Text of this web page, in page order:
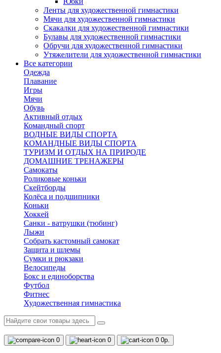
Ленты для художественной гимнастики
Мячи для художественной гимнастики
Скакалки для художественной гимнастики
Булавы для художественной гимнастики
Обручи для художественной гимнастики
Утяжелители для художественной гимнастики
Все категории
Одежда
Плавание
Игры
Мячи
Обувь
Активный отдых
Командный спорт
ВОДНЫЕ ВИДЫ СПОРТА
КОМАНДНЫЕ ВИДЫ СПОРТА
ТУРИЗМ И ОТДЫХ НА ПРИРОДЕ
ДОМАШНИЕ ТРЕНАЖЕРЫ
Самокаты
Роликовые коньки
Скейтборды
Колёса и подшипники
Коньки
Хоккей
Санки - ватрушки (тюбинг)
Лыжи
Собрать кастомный самокат
Защита и шлемы
Сумки и рюкзаки
Велосипеды
Бокс и единоборства
Футбол
Фитнес
Художественная гимнастика
0 0 0 0р.